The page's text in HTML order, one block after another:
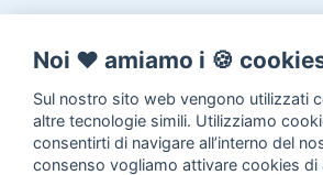
Noi ♥️ amiamo i 🍪
Sul nostro sito web vengono utilizzati
altre tecnologie simili. Utilizziamo
consentirti di navigare all’interno del
consenso vogliamo attivare cookies di